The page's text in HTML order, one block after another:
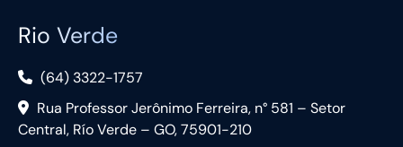
Rio Verde
(64) 3322-1757
Rua Professor Jerônimo Ferreira, n° 581 – Setor
Central, Río Verde – GO, 75901-210